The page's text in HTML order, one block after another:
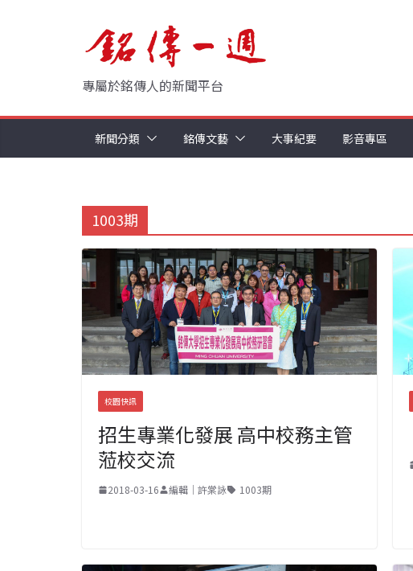
專屬於銘傳人的新聞平台
新聞分類 銘傳文藝 大事紀要 影音專區
1003期
校園快訊
招生專業化發展 高中校務主管
蒞校交流
2018-03-16 編輯｜許棠詠 1003期